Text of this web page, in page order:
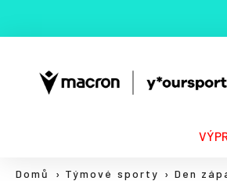
obsah
Domů Týmové sporty Den
Zpět
obchodu
Zpět
obchodu